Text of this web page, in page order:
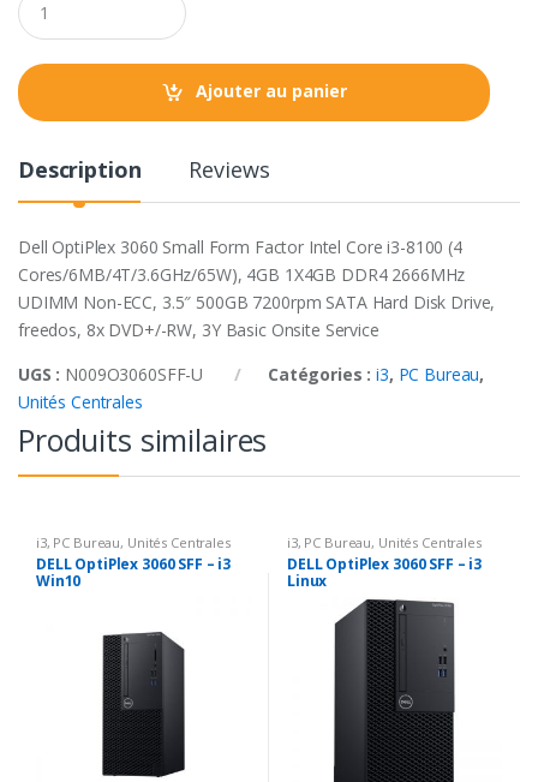
u
a
t
i
Ajouter au panier
Description Reviews
Dell OptiPlex 3060 Small Form Factor Intel Core i3-8100 (4
Cores/6MB/4T/3.6GHz/65W), 4GB 1X4GB DDR4 2666MHz
UDIMM Non-ECC, 3.5″ 500GB 7200rpm SATA Hard Disk Drive,
freedos, 8x DVD+/-RW, 3Y Basic Onsite Service
UGS : N009O3060SFF-U Catégories :i3, PC Bureau,
Unités Centrales
Produits similaires
i3, PC Bureau, Unités Centrales
DELL OptiPlex 3060 SFF – i3
Win10
i3, PC Bureau, Unités Centrales
DELL OptiPlex 3060 SFF – i3
Linux